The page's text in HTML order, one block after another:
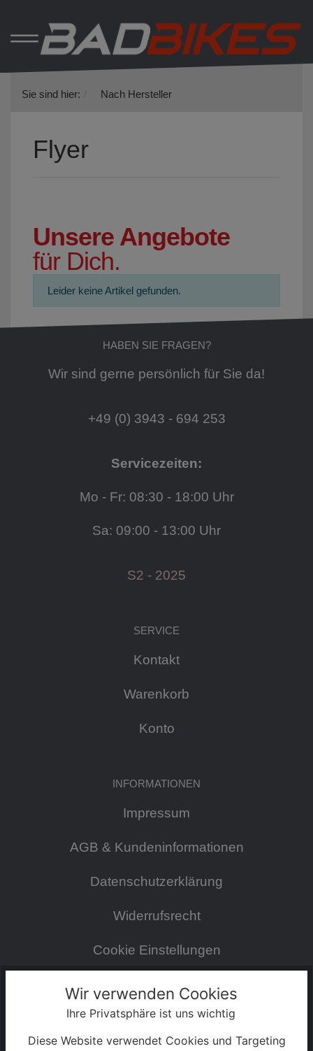
Sie sind hier: Nach Hersteller
Flyer
Unsere Angebote
für Dich.
Leider keine Artikel gefunden.
HABEN SIE FRAGEN?
Wir sind gerne persönlich für Sie da!
+49 (0) 3943 - 694 253
Servicezeiten:
Mo - Fr: 08:30 - 18:00 Uhr
Sa: 09:00 - 13:00 Uhr
S2 - 2025
SERVICE
Kontakt
Warenkorb
Konto
INFORMATIONEN
Impressum
AGB & Kundeninformationen
Datenschutzerklärung
Widerrufsrecht
Cookie Einstellungen
Zahlung & Versand
0% Finanzierung
Wir verwenden Cookies
Ihre Privatsphäre ist uns wichtig
Diese Website verwendet Cookies und Targeting